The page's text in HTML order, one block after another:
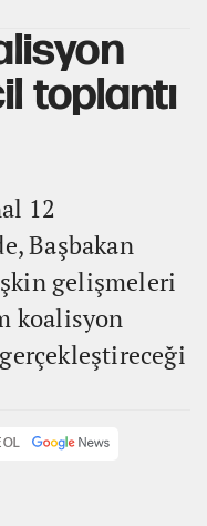
toplantı
12
Başbakan
gelişmeleri
koalisyon
OL